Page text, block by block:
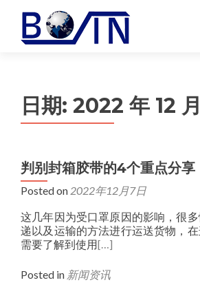
日期: 2022 年 12
判别封箱胶带的4个重点分享
Posted on 2022年12月7日
这几年因为受口罩原因的影响，很
递以及运输的方法进行运送货物，
需要了解到使用[…]
Posted in 新闻资讯